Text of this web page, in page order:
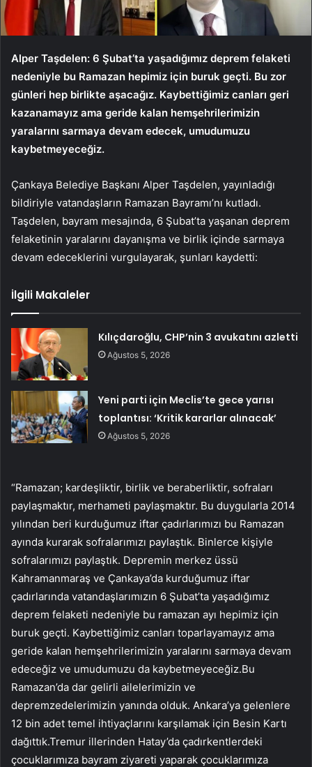
Alper Taşdelen: 6 Şubat’ta yaşadığımız deprem felaketi
nedeniyle bu Ramazan hepimiz için buruk geçti. Bu zor
günleri hep birlikte aşacağız. Kaybettiğimiz canları geri
kazanamayız ama geride kalan hemşehrilerimizin
yaralarını sarmaya devam edecek, umudumuzu
kaybetmeyeceğiz.
Çankaya Belediye Başkanı Alper Taşdelen, yayınladığı
bildiriyle vatandaşların Ramazan Bayramı’nı kutladı.
Taşdelen, bayram mesajında, 6 Şubat’ta yaşanan deprem
felaketinin yaralarını dayanışma ve birlik içinde sarmaya
devam edeceklerini vurgulayarak, şunları kaydetti:
İlgili Makaleler
Kılıçdaroğlu, CHP’nin 3 avukatını azletti
Ağustos 5, 2026
Yeni parti için Meclis’te gece yarısı
toplantısı: ‘Kritik kararlar alınacak’
Ağustos 5, 2026
“Ramazan; kardeşliktir, birlik ve beraberliktir, sofraları
paylaşmaktır, merhameti paylaşmaktır. Bu duygularla 2014
yılından beri kurduğumuz iftar çadırlarımızı bu Ramazan
ayında kurarak sofralarımızı paylaştık. Binlerce kişiyle
sofralarımızı paylaştık. Depremin merkez üssü
Kahramanmaraş ve Çankaya’da kurduğumuz iftar
çadırlarında vatandaşlarımızın 6 Şubat’ta yaşadığımız
deprem felaketi nedeniyle bu ramazan ayı hepimiz için
buruk geçti. Kaybettiğimiz canları toparlayamayız ama
geride kalan hemşehrilerimizin yaralarını sarmaya devam
edeceğiz ve umudumuzu da kaybetmeyeceğiz.Bu
Ramazan’da dar gelirli ailelerimizin ve
depremzedelerimizin yanında olduk. Ankara’ya gelenlere
12 bin adet temel ihtiyaçlarını karşılamak için Besin Kartı
dağıttık.Tremur illerinden Hatay’da çadırkentlerdeki
çocuklarımıza bayram ziyareti yaparak çocuklarımıza